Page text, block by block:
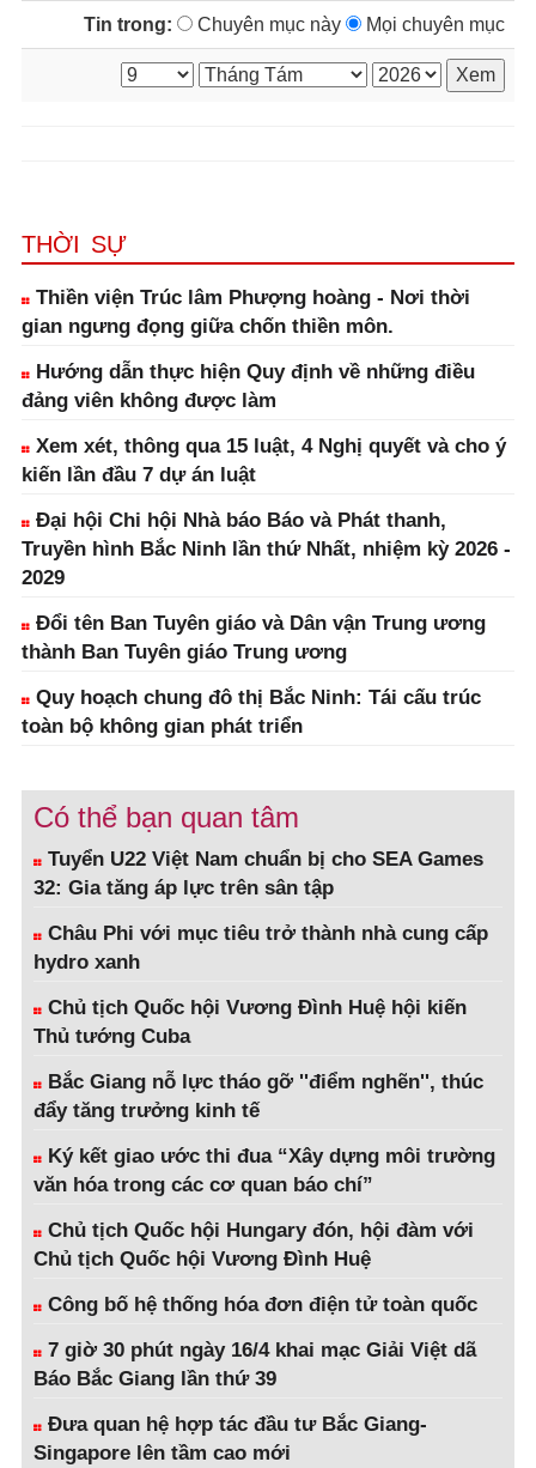
Tin trong: Chuyên mục này Mọi chuyên mục
THỜI SỰ
Thiền viện Trúc lâm Phượng hoàng - Nơi thời
gian ngưng đọng giữa chốn thiền môn.
Hướng dẫn thực hiện Quy định về những điều
đảng viên không được làm
Xem xét, thông qua 15 luật, 4 Nghị quyết và cho ý
kiến lần đầu 7 dự án luật
Đại hội Chi hội Nhà báo Báo và Phát thanh,
Truyền hình Bắc Ninh lần thứ Nhất, nhiệm kỳ 2026 -
2029
Đổi tên Ban Tuyên giáo và Dân vận Trung ương
thành Ban Tuyên giáo Trung ương
Quy hoạch chung đô thị Bắc Ninh: Tái cấu trúc
toàn bộ không gian phát triển
Có thể bạn quan tâm
Tuyển U22 Việt Nam chuẩn bị cho SEA Games
32: Gia tăng áp lực trên sân tập
Châu Phi với mục tiêu trở thành nhà cung cấp
hydro xanh
Chủ tịch Quốc hội Vương Đình Huệ hội kiến
Thủ tướng Cuba
Bắc Giang nỗ lực tháo gỡ ''điểm nghẽn'', thúc
đẩy tăng trưởng kinh tế
Ký kết giao ước thi đua “Xây dựng môi trường
văn hóa trong các cơ quan báo chí”
Chủ tịch Quốc hội Hungary đón, hội đàm với
Chủ tịch Quốc hội Vương Đình Huệ
Công bố hệ thống hóa đơn điện tử toàn quốc
7 giờ 30 phút ngày 16/4 khai mạc Giải Việt dã
Báo Bắc Giang lần thứ 39
Đưa quan hệ hợp tác đầu tư Bắc Giang-
Singapore lên tầm cao mới